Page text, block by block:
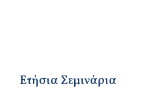
Ετήσια Σεμινάρια